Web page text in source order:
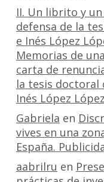
II. Un librito y
defensa de la
e Inés López
Memorias de
carta de
la tesis doctoral
Inés López López
Gabriela en
vives en una
España.
aabrilru en